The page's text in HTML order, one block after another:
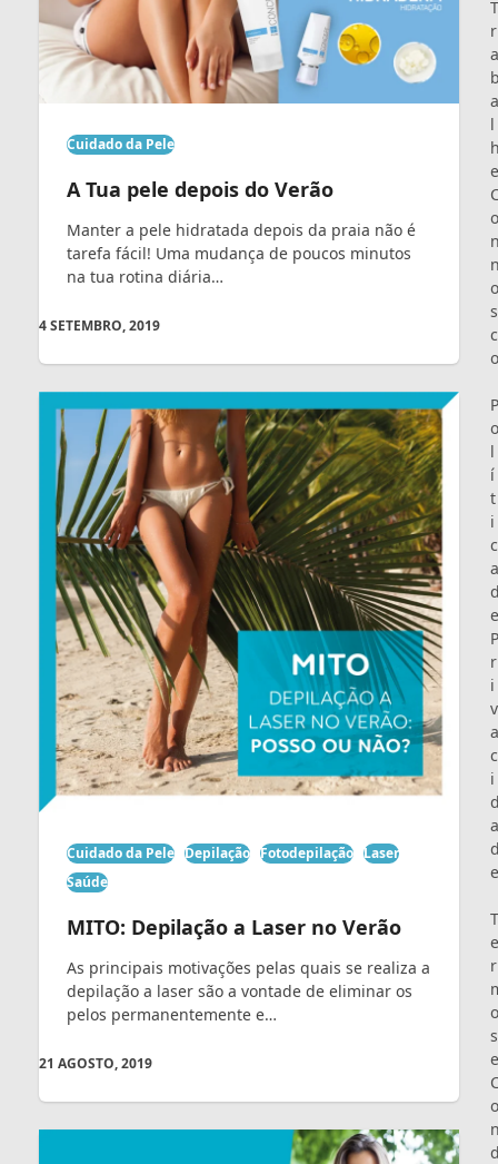
Cuidado da Pele
A Tua pele depois do Verão
Manter a pele hidratada depois da praia não é
tarefa fácil! Uma mudança de poucos minutos
na tua rotina diária…
4 SETEMBRO, 2019
Cuidado da Pele Depilação Fotodepilação Laser
Saúde
MITO: Depilação a Laser no Verão
As principais motivações pelas quais se realiza a
depilação a laser são a vontade de eliminar os
pelos permanentemente e…
21 AGOSTO, 2019
T
r
a
a
l
e
o
o
s
c
o
P
o
l
í
t
i
c
a
e
P
r
i
v
a
c
i
a
e
T
e
r
o
s
e
o